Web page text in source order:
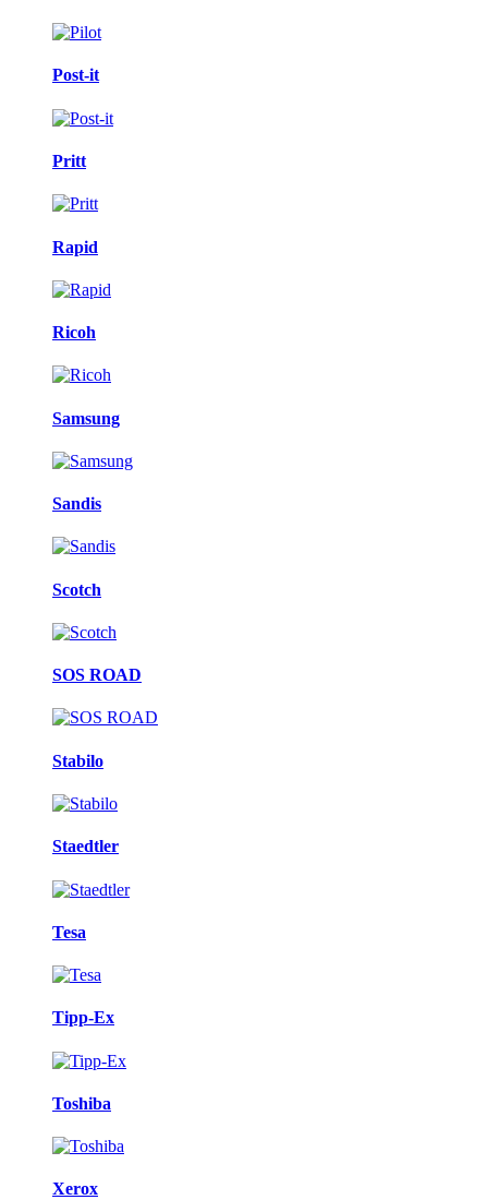
Post-it
Pritt
Rapid
Ricoh
Samsung
Sandis
Scotch
SOS ROAD
Stabilo
Staedtler
Tesa
Tipp-Ex
Toshiba
Xerox